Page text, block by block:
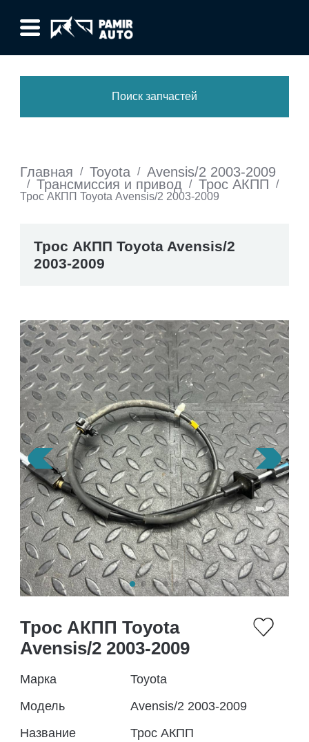
Поиск запчастей
Главная / Toyota / Avensis/2 2003-2009
/ Трансмиссия и привод / Трос АКПП
/
Трос АКПП Toyota Avensis/2 2003-2009
Трос АКПП Toyota Avensis/2
2003-2009
Трос АКПП Toyota
Avensis/2 2003-2009
Марка
Toyota
Модель
Avensis/2 2003-2009
Название
Трос АКПП